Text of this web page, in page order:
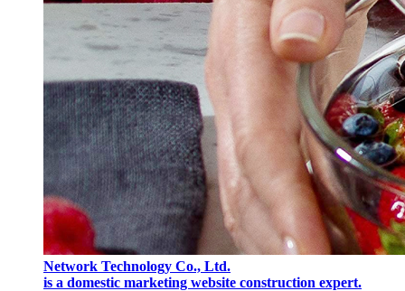
Network Technology Co., Ltd.
is a domestic marketing website construction expert.